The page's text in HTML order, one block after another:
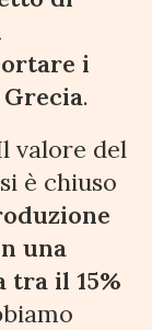
i
.
valore del
è chiuso
una
tra il 15%